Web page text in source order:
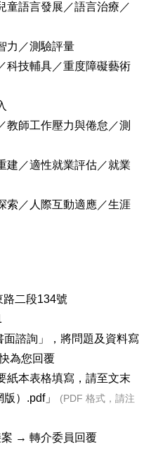
童語言發展／語言治療／
力／測驗評量
科技輔具／重度障礙藝術
教師工作壓力與倦怠／測
建／適性就業評估／就業
索／人際互動適應／生涯
路二段134號
諮詢」，將問題及資料寫
為您回覆
紙本表格填寫，請至文末
）.pdf」
(PDF 格式，請注
→ 轉介委員回覆